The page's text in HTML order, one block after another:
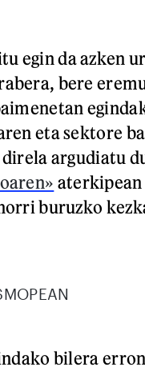
egin da azken
bere
eta sektore
argudiatu
buruzko
bilera